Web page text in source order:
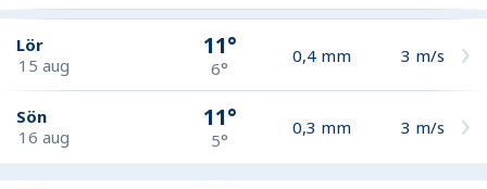
Lör
15 aug
11°
6°
0,4 mm 3 m/s
Sön
16 aug
11°
5°
0,3 mm 3 m/s